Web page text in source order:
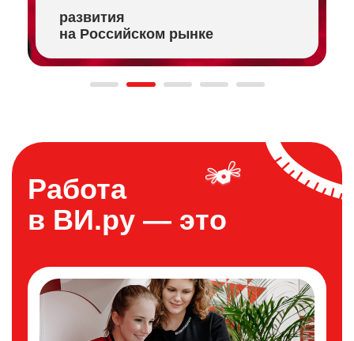
пунктов выдачи заказов
Работа
в ВИ.ру — это